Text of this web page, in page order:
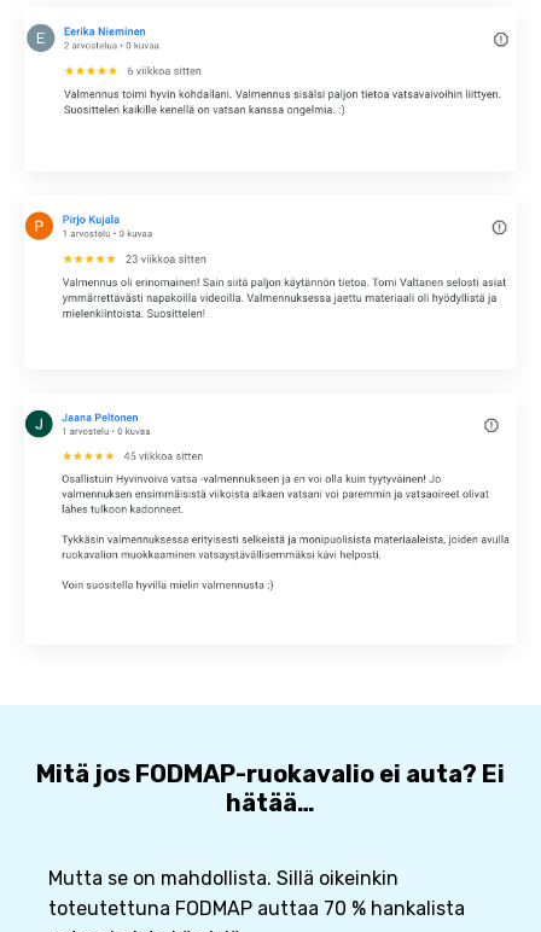
Mitä jos FODMAP-ruokavalio ei auta? Ei
hätää…
Mutta se on mahdollista. Sillä oikeinkin
toteutettuna FODMAP auttaa 70 % hankalista